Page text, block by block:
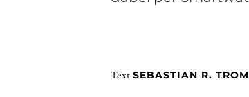
Text SEBASTIAN R.